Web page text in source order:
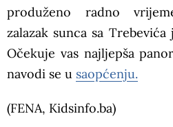
produženo radno
zalazak sunca sa
Očekuje vas najljepša
navodi se u saopćenju.
(FENA, Kidsinfo.ba)